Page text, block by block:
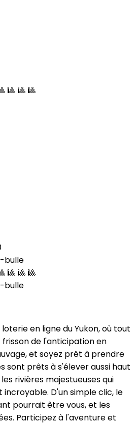
🎱 🎱 🎱
bulle
🎱 🎱 🎱
bulle
en ligne du Yukon, où tout
frisson de l'anticipation en
et soyez prêt à prendre
sont prêts à s'élever aussi haut
rivières majestueuses qui
D'un simple clic, le
pourrait être vous, et les
Participez à l'aventure et